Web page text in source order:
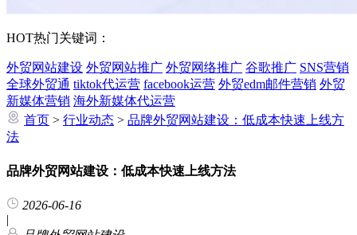
HOT热门关键词：
外贸网站建设 外贸网站推广 外贸网络推广 谷歌推广 SNS营销
全球外贸通 tiktok代运营 facebook运营 外贸edm邮件营销 外贸
新媒体营销 海外新媒体代运营
首页 > 行业动态 > 品牌外贸网站建设：低成本快速上线方
法
品牌外贸网站建设：低成本快速上线方法
2026-06-16
|